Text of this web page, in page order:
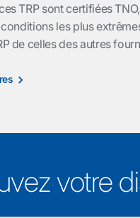
TRP sont certifiées
les plus
de celles des autres
votre